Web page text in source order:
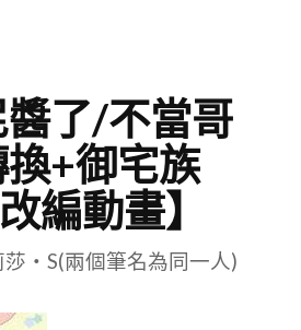
了/不當哥
+御宅族
編動畫】
・S(兩個筆名為同一人)